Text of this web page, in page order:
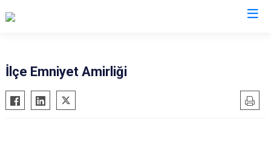
Ayvalık
Balya
İlçe Emniyet Amirliği